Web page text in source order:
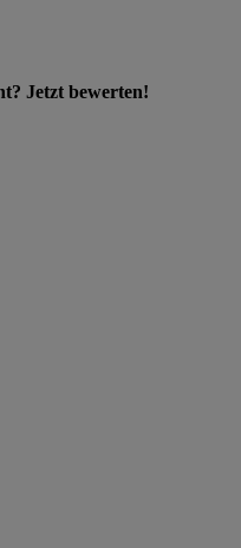
Jetzt bewerten!